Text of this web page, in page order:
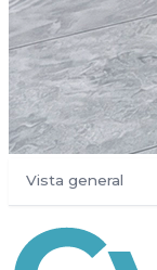
Vista general